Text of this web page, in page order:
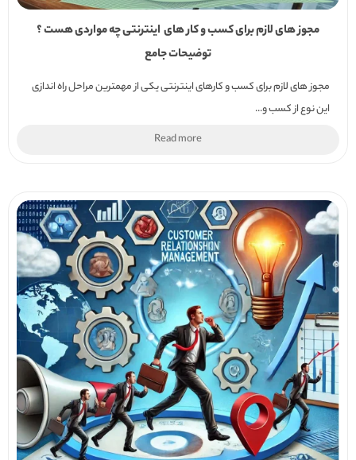
مجوز های لازم برای کسب و کار های اینترنتی چه مواردی هست ؟
توضیحات جامع
مجوز های لازم برای کسب و کارهای اینترنتی یکی از مهمترین مراحل راه اندازی
این نوع از کسب و...
Read more